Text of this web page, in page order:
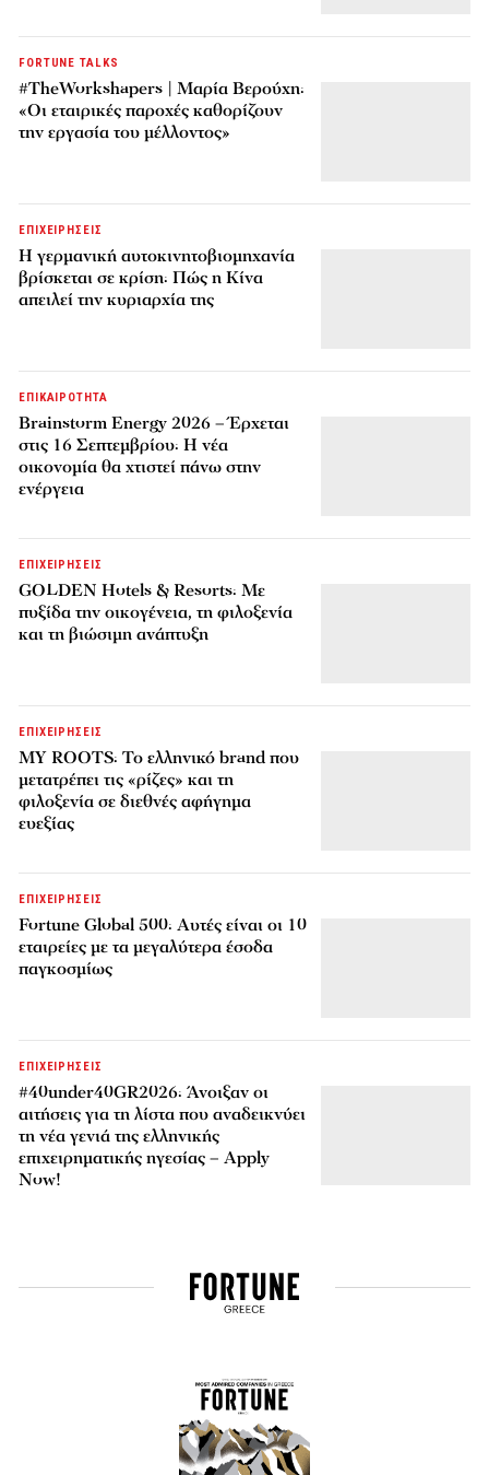
FORTUNE TALKS
#TheWorkshapers | Μαρία Βερούχη:
«Οι εταιρικές παροχές καθορίζουν
την εργασία του μέλλοντος»
ΕΠΙΧΕΙΡΗΣΕΙΣ
Η γερμανική αυτοκινητοβιομηχανία
βρίσκεται σε κρίση: Πώς η Κίνα
απειλεί την κυριαρχία της
ΕΠΙΚΑΙΡΟΤΗΤΑ
Brainstorm Energy 2026 – Έρχεται
στις 16 Σεπτεμβρίου: Η νέα
οικονομία θα χτιστεί πάνω στην
ενέργεια
ΕΠΙΧΕΙΡΗΣΕΙΣ
GOLDEN Hotels & Resorts: Με
πυξίδα την οικογένεια, τη φιλοξενία
και τη βιώσιμη ανάπτυξη
ΕΠΙΧΕΙΡΗΣΕΙΣ
MY ROOTS: Το ελληνικό brand που
μετατρέπει τις «ρίζες» και τη
φιλοξενία σε διεθνές αφήγημα
ευεξίας
ΕΠΙΧΕΙΡΗΣΕΙΣ
Fortune Global 500: Αυτές είναι οι 10
εταιρείες με τα μεγαλύτερα έσοδα
παγκοσμίως
ΕΠΙΧΕΙΡΗΣΕΙΣ
#40under40GR2026: Άνοιξαν οι
αιτήσεις για τη λίστα που αναδεικνύει
τη νέα γενιά της ελληνικής
επιχειρηματικής ηγεσίας – Apply
Now!